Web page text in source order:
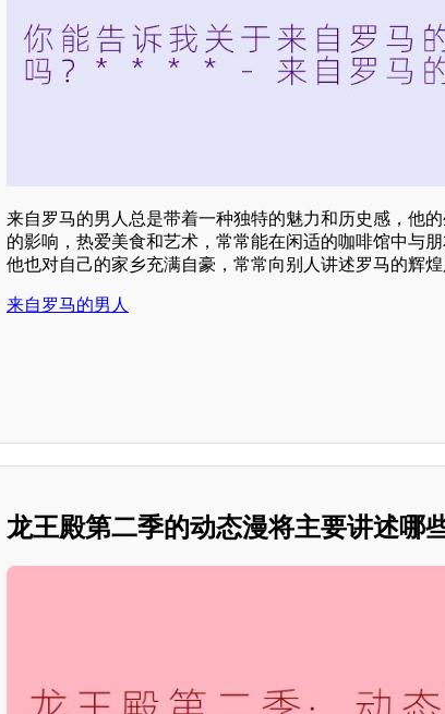
来自罗马的男人总是带着一种独特的魅力和历史感，他
的影响，热爱美食和艺术，常常能在闲适的咖啡馆中与
他也对自己的家乡充满自豪，常常向别人讲述罗马的辉
来自罗马的男人
龙王殿第二季的动态漫将主要讲述哪